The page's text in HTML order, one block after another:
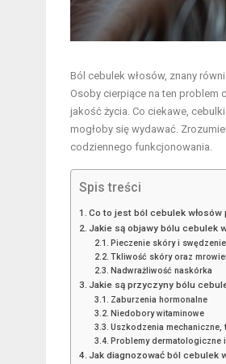
Ból cebulek włosów, znany
Osoby cierpiące na ten
jakość życia. Co ciekawe,
mogłoby się wydawać.
codziennego funkcjonowania.
Spis treści
Co to jest ból cebulek włosów
Jakie są objawy bólu cebulek
Pieczenie skóry i swędzenie
Tkliwość skóry oraz
Nadwrażliwość naskórka
Jakie są przyczyny bólu
Zaburzenia hormonalne
Niedobory witaminowe
Uszkodzenia mechaniczne,
Problemy
Jak diagnozować ból cebulek